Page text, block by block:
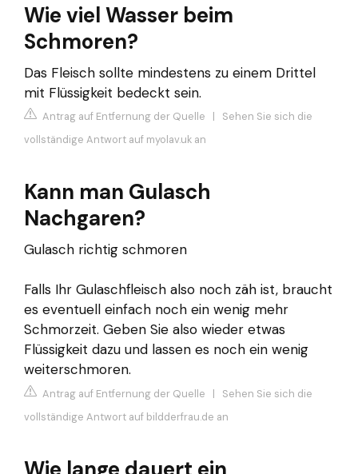
Wie viel Wasser beim
Schmoren?
Das Fleisch sollte mindestens zu einem Drittel
mit Flüssigkeit bedeckt sein.
Antrag auf Entfernung der Quelle | Sehen Sie sich die
vollständige Antwort auf myolav.uk an
Kann man Gulasch
Nachgaren?
Gulasch richtig schmoren
Falls Ihr Gulaschfleisch also noch zäh ist, braucht
es eventuell einfach noch ein wenig mehr
Schmorzeit. Geben Sie also wieder etwas
Flüssigkeit dazu und lassen es noch ein wenig
weiterschmoren.
Antrag auf Entfernung der Quelle | Sehen Sie sich die
vollständige Antwort auf bildderfrau.de an